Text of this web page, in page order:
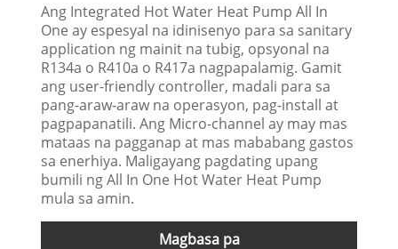
Ang Integrated Hot Water Heat Pump All In
One ay espesyal na idinisenyo para sa sanitary
application ng mainit na tubig, opsyonal na
R134a o R410a o R417a nagpapalamig. Gamit
ang user-friendly controller, madali para sa
pang-araw-araw na operasyon, pag-install at
pagpapanatili. Ang Micro-channel ay may mas
mataas na pagganap at mas mababang gastos
sa enerhiya. Maligayang pagdating upang
bumili ng All In One Hot Water Heat Pump
mula sa amin.
Magbasa pa